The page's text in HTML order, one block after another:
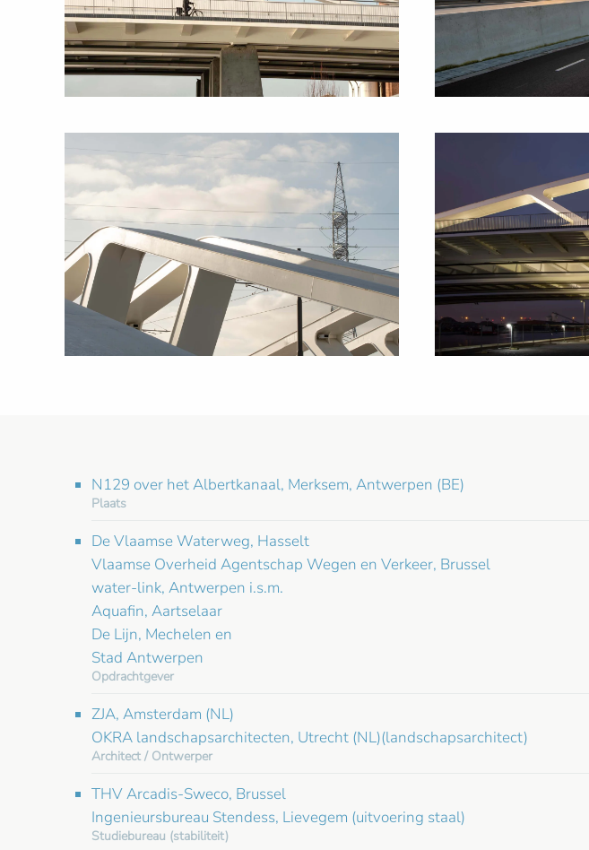
N129 over het Albertkanaal, Merksem, Antwerpen (BE)
Plaats
De Vlaamse Waterweg, Hasselt
Vlaamse Overheid Agentschap Wegen en Verkeer, Brussel
water-link, Antwerpen i.s.m.
Aquafin, Aartselaar
De Lijn, Mechelen en
Stad Antwerpen
Opdrachtgever
ZJA, Amsterdam (NL)
OKRA landschapsarchitecten, Utrecht (NL)(landschapsarchitect)
Architect / Ontwerper
THV Arcadis-Sweco, Brussel
Ingenieursbureau Stendess, Lievegem (uitvoering staal)
Studiebureau (stabiliteit)